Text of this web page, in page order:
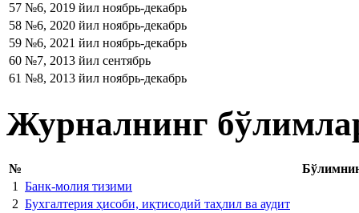
57 №6, 2019 йил ноябрь-декабрь
58 №6, 2020 йил ноябрь-декабрь
59 №6, 2021 йил ноябрь-декабрь
60 №7, 2013 йил сентябрь
61 №8, 2013 йил ноябрь-декабрь
Журналнинг
№
1
Банк-молия тизими
2 Бухгалтерия ҳисоби, иқтисодий таҳлил ва аудит